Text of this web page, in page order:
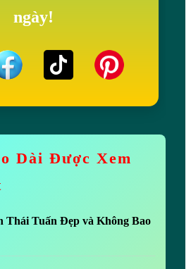
ngày!
Dài Được Xem
Thái Tuấn Đẹp và Không Bao